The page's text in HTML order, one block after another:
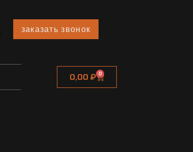
заказать звонок
0,00₽ 0